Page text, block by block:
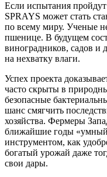
Если испытания
SPRAYS может стать
по всему миру. Ученые
пшенице. В будущем
виноградников, садов и
на нехватку влаги.
Успех проекта
часто скрыты в
безопасные
шанс смягчить
хозяйства. Фермеры
ближайшие годы
инструментом, как
богатый урожай даже
свои дары.